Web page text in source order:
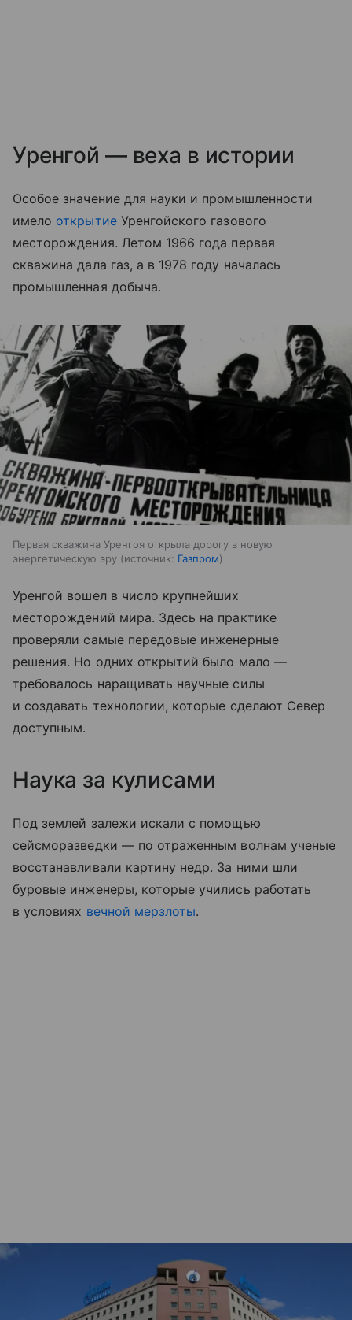
Уренгой — веха в истории
Особое значение для науки и промышленности
имело открытиеУренгойского газового
месторождения. Летом 1966 года первая
скважина дала газ, а в 1978 году началась
промышленная добыча.
Первая скважина Уренгоя открыла дорогу в новую
энергетическую эру
источник: Газпром
Уренгой вошел в число крупнейших
месторождений мира. Здесь на практике
проверяли самые передовые инженерные
решения. Но одних открытий было мало —
требовалось наращивать научные силы
и создавать технологии, которые сделают Север
доступным.
Наука за кулисами
Под землей залежи искали с помощью
сейсморазведки — по отраженным волнам ученые
восстанавливали картину недр. За ними шли
буровые инженеры, которые учились работать
в условиях вечной мерзлоты.